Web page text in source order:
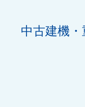
中古建機